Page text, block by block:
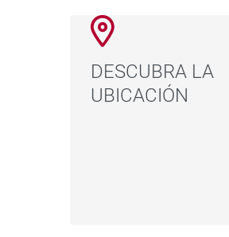
DESCUBRA LA
UBICACIÓN